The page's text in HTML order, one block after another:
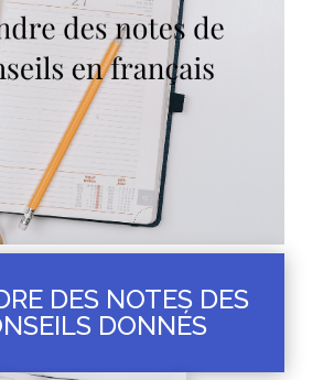
DES NOTES DES
DONNÉS